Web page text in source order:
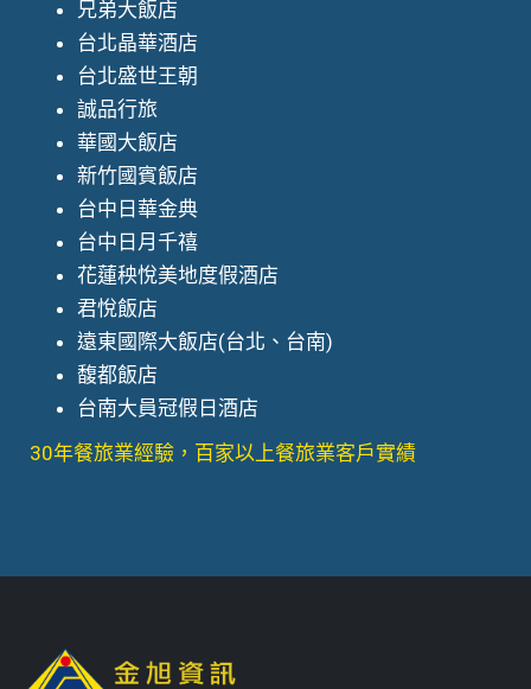
兄弟大飯店
台北晶華酒店
台北盛世王朝
誠品行旅
華國大飯店
新竹國賓飯店
台中日華金典
台中日月千禧
花蓮秧悅美地度假酒店
君悅飯店
遠東國際大飯店(台北、台南)
馥都飯店
台南大員冠假日酒店
30年餐旅業經驗，百家以上餐旅業客戶實績